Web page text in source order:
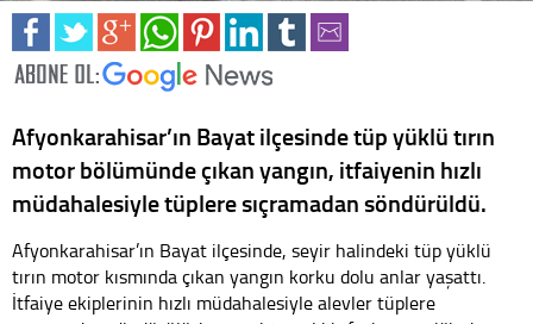
Afyonkarahisar’ın Bayat ilçesinde tüp yüklü tırın
motor bölümünde çıkan yangın, itfaiyenin hızlı
müdahalesiyle tüplere sıçramadan söndürüldü.
Afyonkarahisar’ın Bayat ilçesinde, seyir halindeki tüp yüklü
tırın motor kısmında çıkan yangın korku dolu anlar yaşattı.
İtfaiye ekiplerinin hızlı müdahalesiyle alevler tüplere